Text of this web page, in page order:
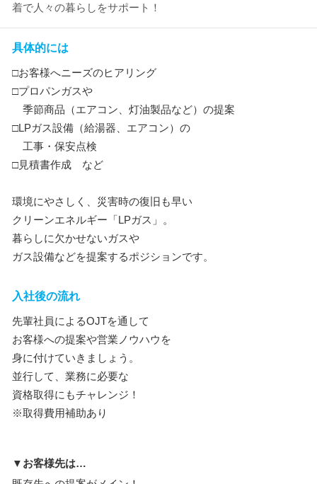
着で人々の暮らしをサポート！
具体的には
□お客様へニーズのヒアリング
□プロパンガスや
季節商品（エアコン、灯油製品など）の提案
□LPガス設備（給湯器、エアコン）の
工事・保安点検
□見積書作成 など
環境にやさしく、災害時の復旧も早い
クリーンエネルギー「LPガス」。
暮らしに欠かせないガスや
ガス設備などを提案するポジションです。
入社後の流れ
先輩社員によるOJTを通して
お客様への提案や営業ノウハウを
身に付けていきましょう。
並行して、業務に必要な
資格取得にもチャレンジ！
※取得費用補助あり
▼お客様先は…